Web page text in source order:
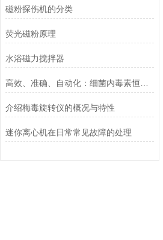
磁粉探伤机的分类
荧光磁粉原理
水浴磁力搅拌器
介绍梅毒旋转仪的概况与特性
迷你离心机在日常常见故障的处理